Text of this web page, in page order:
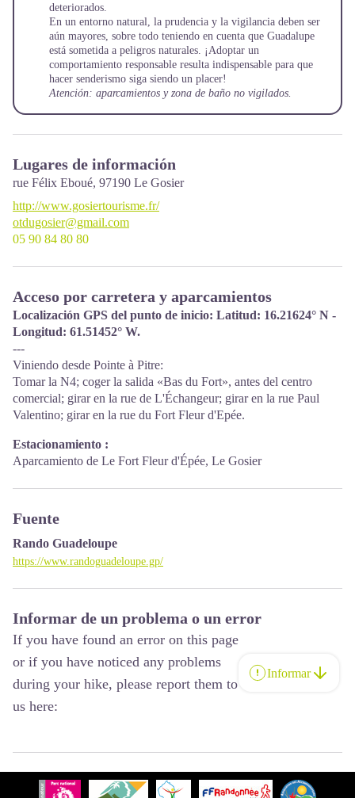
deteriorados.
En un entorno natural, la prudencia y la vigilancia deben ser
aún mayores, sobre todo teniendo en cuenta que Guadalupe
está sometida a peligros naturales. ¡Adoptar un
comportamiento responsable resulta indispensable para que
hacer senderismo siga siendo un placer!
Atención: aparcamientos y zona de baño no vigilados.
Lugares de información
rue Félix Eboué, 97190 Le Gosier
http://www.gosiertourisme.fr/
otdugosier@gmail.com
05 90 84 80 80
Acceso por carretera y aparcamientos
Localización GPS del punto de inicio: Latitud: 16.21624° N -
Longitud: 61.51452° W.
---
Viniendo desde Pointe à Pitre:
Tomar la N4; coger la salida «Bas du Fort», antes del centro
comercial; girar en la rue de L'Échangeur; girar en la rue Paul
Valentino; girar en la rue du Fort Fleur d'Epée.
Estacionamiento :
Aparcamiento de Le Fort Fleur d'Épée, Le Gosier
Fuente
Rando Guadeloupe
https://www.randoguadeloupe.gp/
Informar de un problema o un error
If you have found an error on this page
or if you have noticed any problems
during your hike, please report them to
us here:
Informar